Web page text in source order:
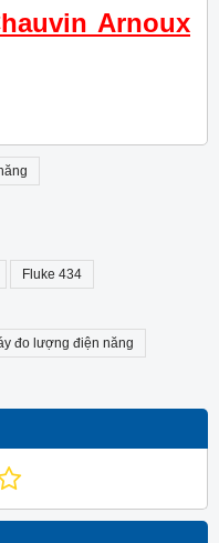
Arnoux
Fluke 434
đo lượng điện năng